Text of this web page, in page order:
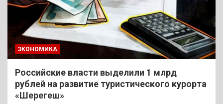
ЭКОНОМИКА
Российские власти выделили 1 млрд
рублей на развитие туристического курорта
«Шерегеш»